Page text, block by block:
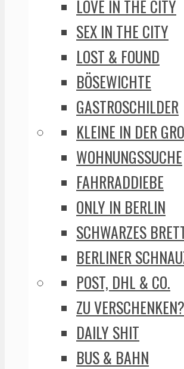
LOVE IN THE CITY
SEX IN THE CITY
LOST & FOUND
BÖSEWICHTE
GASTROSCHILDER
KLEINE IN DER
WOHNUNGSSUCHE
FAHRRADDIEBE
ONLY IN BERLIN
SCHWARZES
BERLINER
POST, DHL & CO.
ZU
DAILY SHIT
BUS & BAHN